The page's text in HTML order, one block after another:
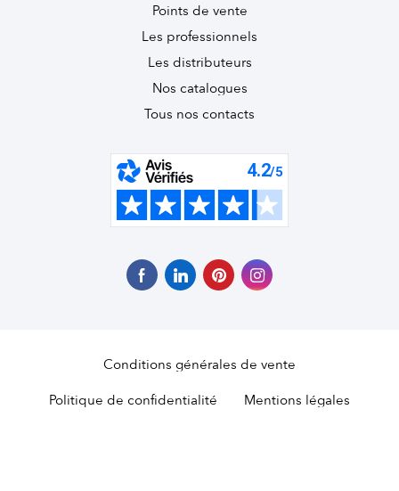
Points de vente
Les professionnels
Les distributeurs
Nos catalogues
Tous nos contacts
Conditions générales de vente
Politique de confidentialité Mentions légales